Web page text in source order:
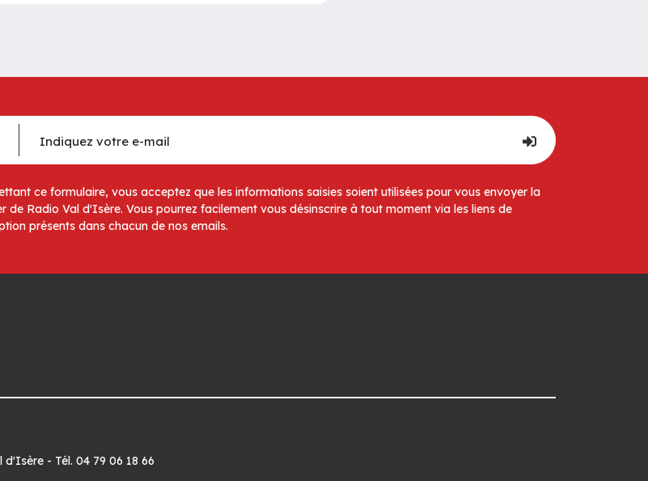
ce formulaire, vous acceptez que les informations saisies soient utilisées pour vous envoyer la
de Radio Val d'Isère. Vous pourrez facilement vous désinscrire à tout moment via les liens de
présents dans chacun de nos emails.
- Tél. 04 79 06 18 66